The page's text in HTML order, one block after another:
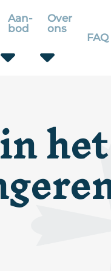
Aan-
bod
Over
ons
FAQ
het